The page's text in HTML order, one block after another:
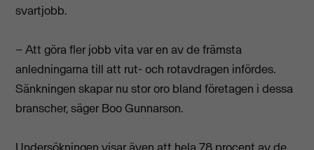
svartjobb.
– Att göra fler jobb vita var en av de främsta
anledningarna till att rut- och rotavdragen infördes.
Sänkningen skapar nu stor oro bland företagen i dessa
branscher, säger Boo Gunnarson.